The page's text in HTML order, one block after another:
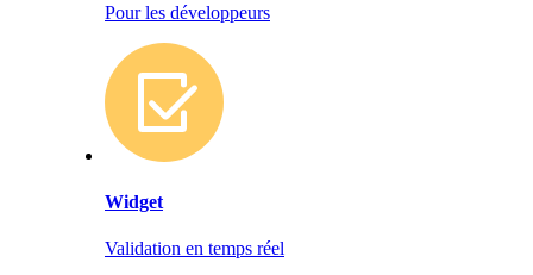
Pour les développeurs
Widget
Validation en temps réel